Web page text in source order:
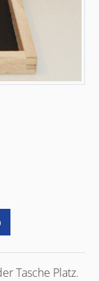
Tasche Platz.